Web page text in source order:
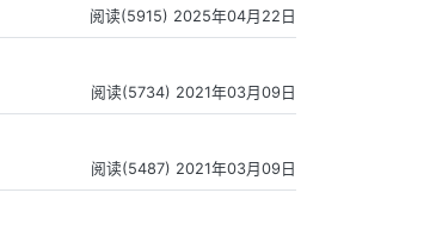
阅读(5915) 2025年04月22日
阅读(5734) 2021年03月09日
阅读(5487) 2021年03月09日